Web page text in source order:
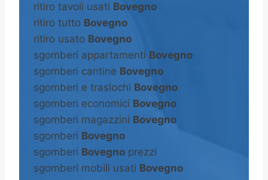
ritiro tavoli usati Bovegno
ritiro tutto Bovegno
ritiro usato Bovegno
sgomberi appartamenti Bovegno
sgomberi cantine Bovegno
sgomberi e traslochi Bovegno
sgomberi economici Bovegno
sgomberi magazzini Bovegno
sgomberi Bovegno
sgomberi Bovegno prezzi
sgomberi mobili usati Bovegno